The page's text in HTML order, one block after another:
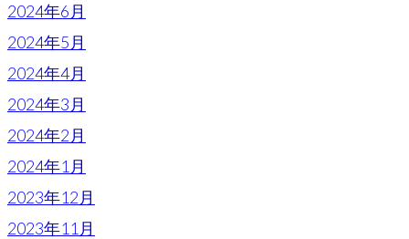
2024年6月
2024年5月
2024年4月
2024年3月
2024年2月
2024年1月
2023年12月
2023年11月